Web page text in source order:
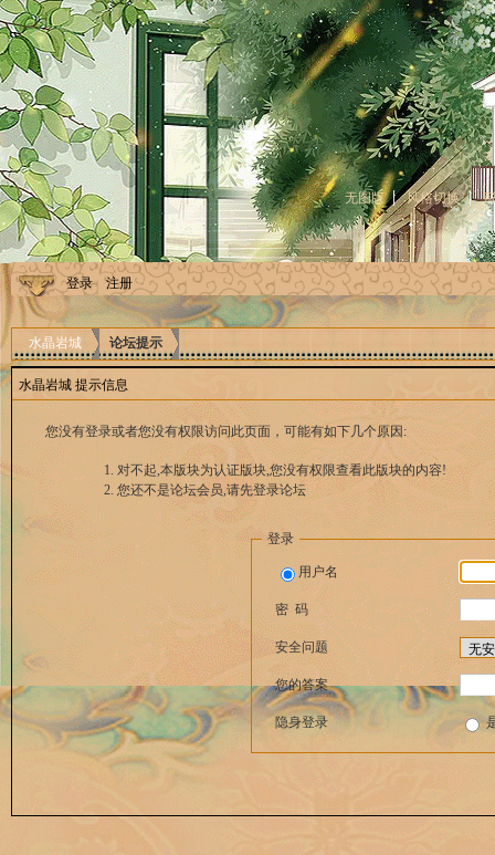
无图版 风格切换
登录 注册
水晶岩城 论坛提示
水晶岩城 提示信息
您没有登录或者您没有权限访问此页面，可能有如下几个原因:
对不起,本版块为认证版块,您没有权限查看此版块的内容!
您还不是论坛会员,请先登录论坛
登录
用户名
密 码
安全问题
您的答案
隐身登录